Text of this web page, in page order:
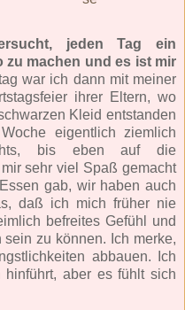
jeden Tag ein
zu machen und es ist mir
war ich dann mit meiner
ihrer Eltern, wo
Kleid entstanden
eigentlich ziemlich
bis eben auf die
sehr viel Spaß gemacht
gab, wir haben auch
daß ich mich früher nie
befreites Gefühl und
zu können. Ich merke,
abbauen. Ich
aber es fühlt sich